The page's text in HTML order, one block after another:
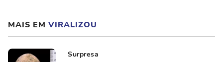
MAIS EM VIRALIZOU
Surpresa